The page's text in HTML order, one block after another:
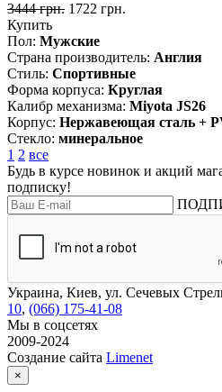
3444 грн. 1722 грн.
Купить
Пол: Мужские
Страна производитель: Англия
Стиль: Спортивные
Форма корпуса: Круглая
Калибр механизма: Miyota JS26
Корпус: Нержавеющая сталь +
Стекло: минеральное
1 2 все
Будь в курсе новинок и акций
подписку!
Украина, Киев, ул. Сечевых
10, (066) 175-41-08
Мы в соцсетях
2009-2024
Создание сайта Limenet
×